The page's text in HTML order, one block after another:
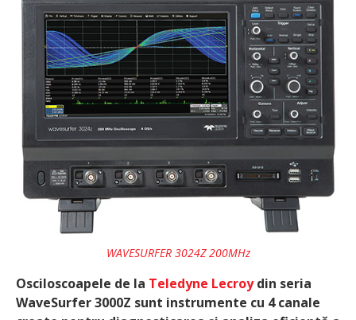
WAVESURFER 3024Z 200MHz
Osciloscoapele de la Teledyne Lecroydin seria
WaveSurfer 3000Z sunt instrumente cu 4 canale